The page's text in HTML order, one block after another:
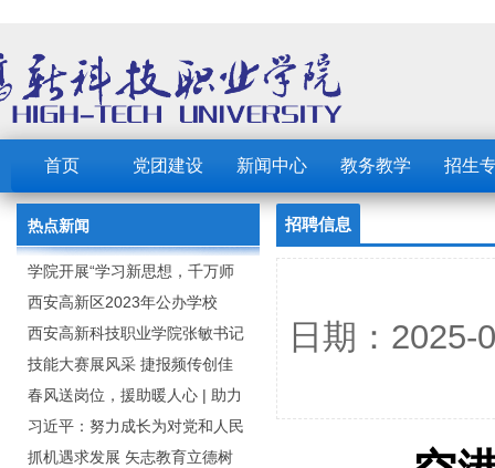
首页 党团建设 新闻中心 教务教学 招生
热点新闻
学院开展“学习新思想，千万师
生同上一堂课”活动
西安高新区2023年公办学校
（园） 公开招聘教职工公告
西安高新科技职业学院张敏书记
为全院师生党员上党课
技能大赛展风采 捷报频传创佳
绩：西安高新科技职业学院师生
在2023年陕西省职业技能大赛中
取佳绩
春风送岗位，援助暖人心 | 助力
毕业生求职就业
习近平：努力成长为对党和人民
忠诚可靠、堪当时代重任的栋梁
抓机遇求发展 矢志教育立德树
招聘信息
日期：